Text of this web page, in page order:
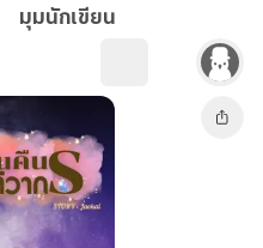
มุมนักเขียน